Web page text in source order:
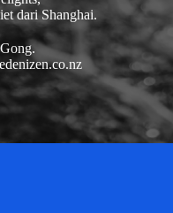
dari Shanghai.